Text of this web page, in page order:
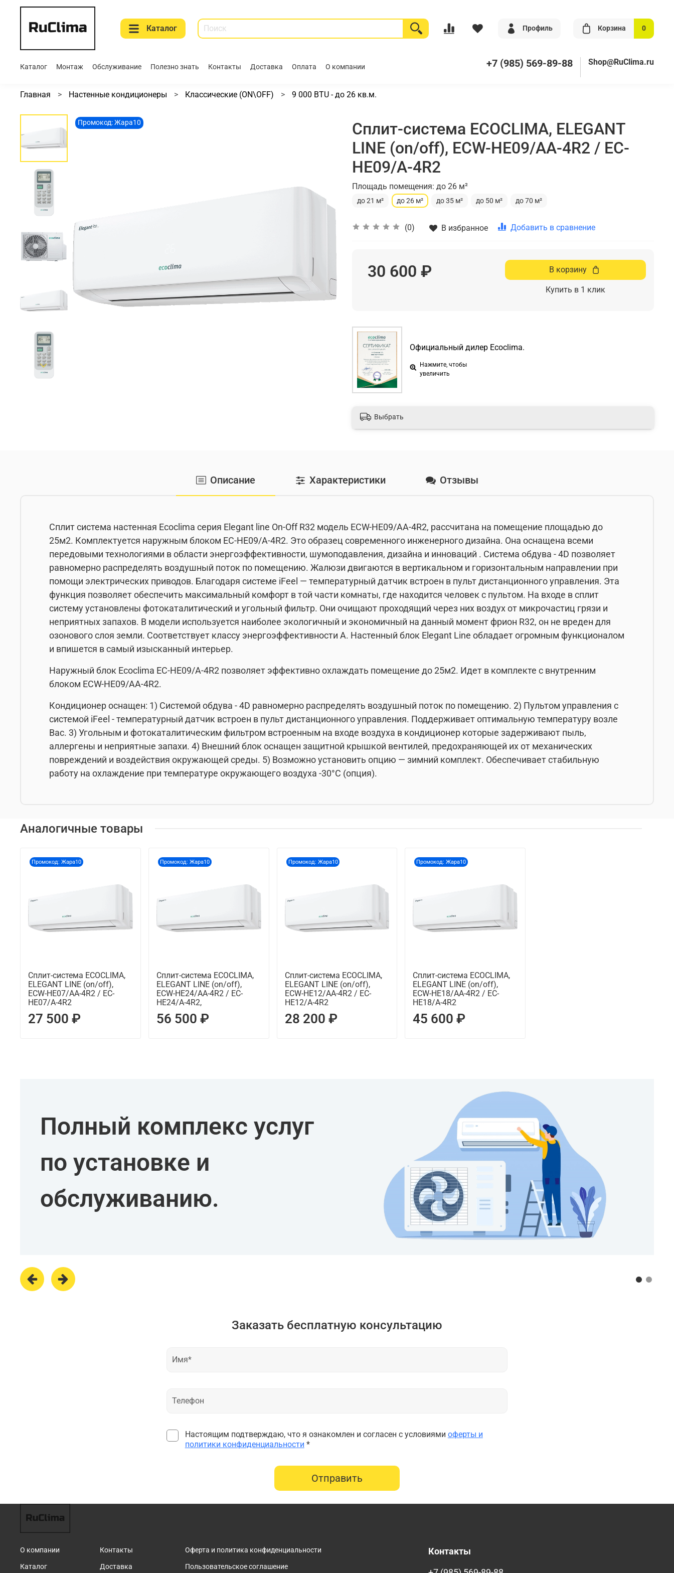
Каталог Профиль Корзина 0
Каталог Монтаж Обслуживание Полезно знать Контакты Доставка Оплата О компании +7 (985) 569-89-88 Shop@RuClima.ru
Главная Настенные кондиционеры Классические (ON\OFF) 9 000 BTU - до 26 кв.м.
Промокод: Жара10
Сплит-система ECOCLIMA, ELEGANT
LINE (on/off), ECW-HE09/AA-4R2 / EC-
HE09/A-4R2
Площадь помещения: до 26 м²
до 21 м² до 26 м² до 35 м² до 50 м² до 70 м²
(0) В избранное Добавить в сравнение
30 600 ₽ В корзину
Купить в 1 клик
Официальный дилер Ecoclima.
Нажмите, чтобы
увеличить
Выбрать
Описание Характеристики Отзывы
Сплит система настенная Ecoclima серия Elegant line On-Off R32 модель ECW-HE09/AA-4R2, рассчитана на помещение площадью до
25м2. Комплектуется наружным блоком EC-HE09/A-4R2. Это образец современного инженерного дизайна. Она оснащена всеми
передовыми технологиями в области энергоэффективности, шумоподавления, дизайна и инноваций . Система обдува - 4D позволяет
равномерно распределять воздушный поток по помещению. Жалюзи двигаются в вертикальном и горизонтальным направлении при
помощи электрических приводов. Благодаря системе iFeel — температурный датчик встроен в пульт дистанционного управления. Эта
функция позволяет обеспечить максимальный комфорт в той части комнаты, где находится человек с пультом. На входе в сплит
систему установлены фотокаталитический и угольный фильтр. Они очищают проходящий через них воздух от микрочастиц грязи и
неприятных запахов. В модели используется наиболее экологичный и экономичный на данный момент фрион R32, он не вреден для
озонового слоя земли. Соответствует классу энергоэффективности A. Настенный блок Elegant Line обладает огромным функционалом
и впишется в самый изысканный интерьер.
Наружный блок Ecoclima EC-HE09/A-4R2 позволяет эффективно охлаждать помещение до 25м2. Идет в комплекте с внутренним
блоком ECW-HE09/AA-4R2.
Кондиционер оснащен: 1) Системой обдува - 4D равномерно распределять воздушный поток по помещению. 2) Пультом управления с
системой iFeel - температурный датчик встроен в пульт дистанционного управления. Поддерживает оптимальную температуру возле
Вас. 3) Угольным и фотокаталитическим фильтром встроенным на входе воздуха в кондиционер которые задерживают пыль,
аллергены и неприятные запахи. 4) Внешний блок оснащен защитной крышкой вентилей, предохраняющей их от механических
повреждений и воздействия окружающей среды. 5) Возможно установить опцию — зимний комплект. Обеспечивает стабильную
работу на охлаждение при температуре окружающего воздуха -30°С (опция).
Аналогичные товары
Промокод: Жара10
Сплит-система ECOCLIMA,
ELEGANT LINE (on/off),
ECW-HE07/AA-4R2 / EC-
HE07/A-4R2
27 500 ₽
Промокод: Жара10
Сплит-система ECOCLIMA,
ELEGANT LINE (on/off),
ECW-HE24/AA-4R2 / EC-
HE24/A-4R2,
56 500 ₽
Промокод: Жара10
Сплит-система ECOCLIMA,
ELEGANT LINE (on/off),
ECW-HE12/AA-4R2 / EC-
HE12/A-4R2
28 200 ₽
Промокод: Жара10
Сплит-система ECOCLIMA,
ELEGANT LINE (on/off),
ECW-HE18/AA-4R2 / EC-
HE18/A-4R2
45 600 ₽
Полный комплекс услуг
по установке и
обслуживанию.
Заказать бесплатную консультацию
Настоящим подтверждаю, что я ознакомлен и согласен с условиями оферты и
политики конфиденциальности *
Отправить
О компании
Каталог
Контакты
Доставка
Оферта и политика конфиденциальности
Пользовательское соглашение
Контакты